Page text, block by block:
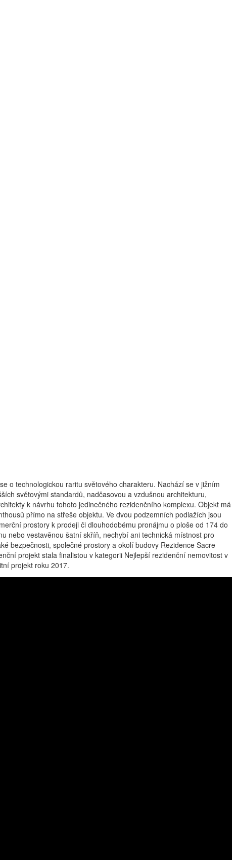
o technologickou raritu světového charakteru. Nachází se v jižním
světovými standardů, nadčasovou a vzdušnou architekturu,
k návrhu tohoto jedinečného rezidenčního komplexu. Objekt má
přímo na střeše objektu. Ve dvou podzemních podlažích jsou
prostory k prodeji či dlouhodobému pronájmu o ploše od 174 do
nebo vestavěnou šatní skříň, nechybí ani technická místnost pro
bezpečnosti, společné prostory a okolí budovy Rezidence Sacre
projekt stala finalistou v kategorii Nejlepší rezidenční nemovitost v
projekt roku 2017.